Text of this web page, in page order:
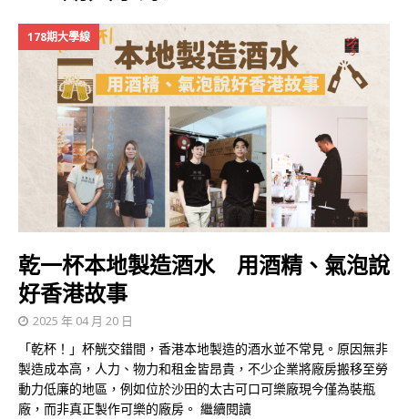
178期大學線
乾一杯本地製造酒水 用酒精、氣泡說
好香港故事
2025 年 04 月 20 日
「乾杯！」杯觥交錯間，香港本地製造的酒水並不常見。原因無非
製造成本高，人力、物力和租金皆昂貴，不少企業將廠房搬移至勞
動力低廉的地區，例如位於沙田的太古可口可樂廠現今僅為裝瓶
廠，而非真正製作可樂的廠房。 繼續閱讀